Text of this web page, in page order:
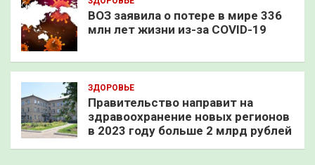
ВОЗ заявила о потере в мире 336
млн лет жизни из-за COVID-19
ЗДОРОВЬЕ
Правительство направит на
здравоохранение новых регионов
в 2023 году больше 2 млрд рублей